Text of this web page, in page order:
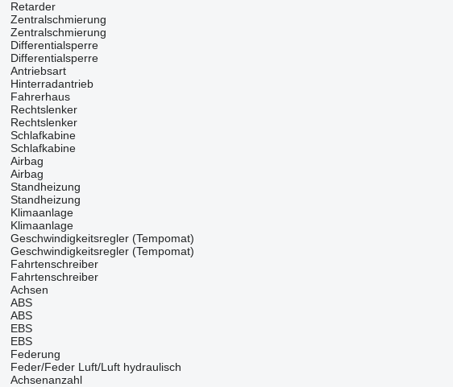
Retarder
Zentralschmierung
Zentralschmierung
Differentialsperre
Differentialsperre
Antriebsart
Hinterradantrieb
Fahrerhaus
Rechtslenker
Rechtslenker
Schlafkabine
Schlafkabine
Airbag
Airbag
Standheizung
Standheizung
Klimaanlage
Klimaanlage
Geschwindigkeitsregler (Tempomat)
Geschwindigkeitsregler (Tempomat)
Fahrtenschreiber
Fahrtenschreiber
Achsen
ABS
ABS
EBS
EBS
Federung
Feder/Feder Luft/Luft hydraulisch
Achsenanzahl